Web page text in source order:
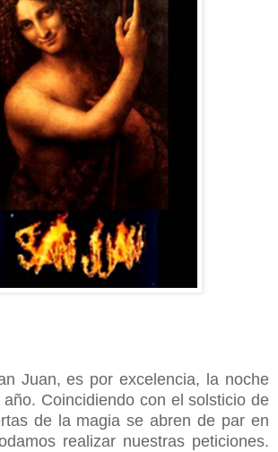
Juan, es por excelencia, la noche
Coincidiendo con el solsticio de
de la magia se abren de par en
realizar nuestras peticiones.